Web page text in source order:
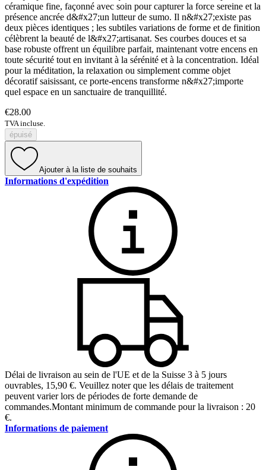
céramique fine, façonné avec soin pour capturer la force sereine et la
présence ancrée d&#x27;un lutteur de sumo. Il n&#x27;existe pas
deux pièces identiques ; les subtiles variations de forme et de finition
célèbrent la beauté de l&#x27;artisanat. Ses courbes douces et sa
base robuste offrent un équilibre parfait, maintenant votre encens en
toute sécurité tout en invitant à la sérénité et à la concentration. Idéal
pour la méditation, la relaxation ou simplement comme objet
décoratif saisissant, ce porte-encens transforme n&#x27;importe
quel espace en un sanctuaire de tranquillité.
€28.00
TVA incluse.
épuisé
Ajouter à la liste de souhaits
Informations d'expédition
Délai de livraison au sein de l'UE et de la Suisse 3 à 5 jours
ouvrables, 15,90 €. Veuillez noter que les délais de traitement
peuvent varier lors de périodes de forte demande de
commandes.Montant minimum de commande pour la livraison : 20
€.
Informations de paiement